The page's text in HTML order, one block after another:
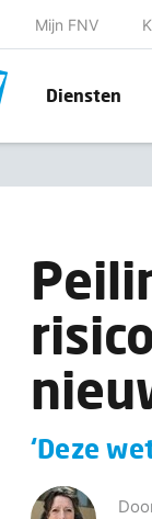
Mijn FNV
Diensten
‘Deze